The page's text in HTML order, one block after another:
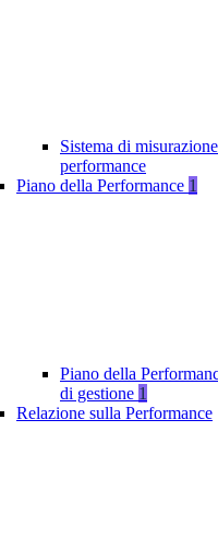
Sistema di
performance
Piano della Performance 1
Piano della
di gestione 1
Relazione sulla Performance